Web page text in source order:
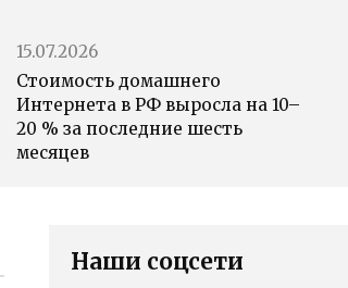
15.07.2026
Стоимость домашнего
Интернета в РФ выросла на 10–
20 % за последние шесть
месяцев
Наши соцсети